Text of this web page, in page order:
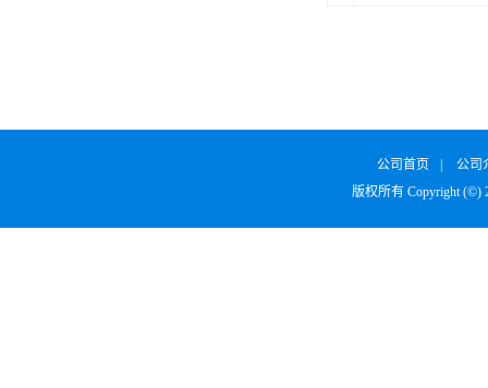
公司首页
公司
版权所有 Copyright (©)